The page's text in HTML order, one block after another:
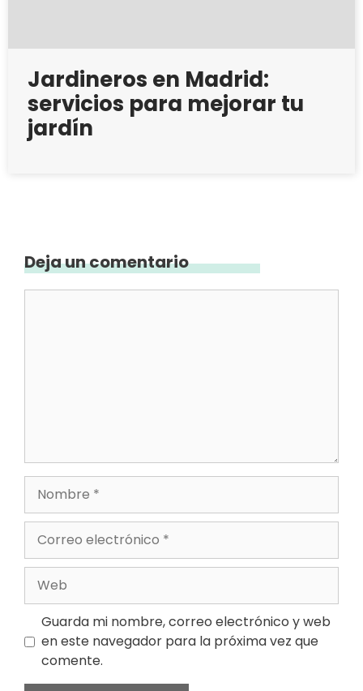
Jardineros en Madrid:
servicios para mejorar tu
jardín
Deja un comentario
Guarda mi nombre, correo electrónico y web
en este navegador para la próxima vez que
comente.